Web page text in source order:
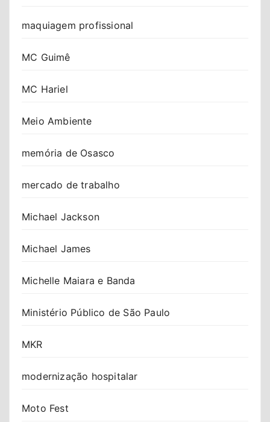
maquiagem profissional
MC Guimê
MC Hariel
Meio Ambiente
memória de Osasco
mercado de trabalho
Michael Jackson
Michael James
Michelle Maiara e Banda
Ministério Público de São Paulo
MKR
modernização hospitalar
Moto Fest